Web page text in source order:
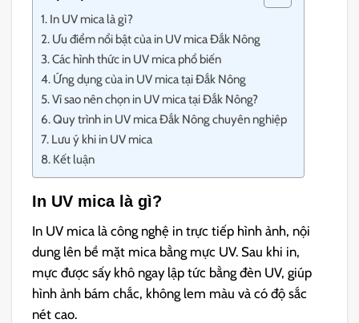
In UV mica là gì?
Ưu điểm nổi bật của in UV mica Đắk Nông
Các hình thức in UV mica phổ biến
Ứng dụng của in UV mica tại Đắk Nông
Vì sao nên chọn in UV mica tại Đắk Nông?
Quy trình in UV mica Đắk Nông chuyên nghiệp
Lưu ý khi in UV mica
Kết luận
In UV mica là gì?
In UV mica là công nghệ in trực tiếp hình ảnh, nội
dung lên bề mặt mica bằng mực UV. Sau khi in,
mực được sấy khô ngay lập tức bằng đèn UV, giúp
hình ảnh bám chắc, không lem màu và có độ sắc
nét cao.